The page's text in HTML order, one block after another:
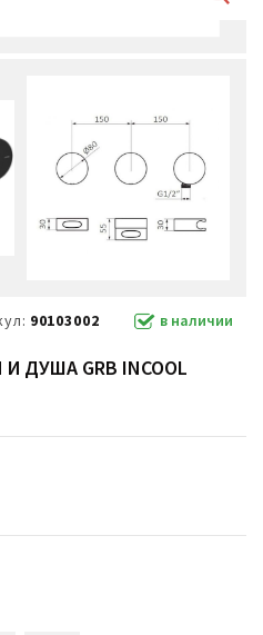
90103002 в наличии
ДУША GRB INCOOL